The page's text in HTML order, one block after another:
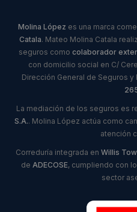
Molina López es una marca
Catala. Mateo Molina Catala
seguros como colaborador
con domicilio social en C/
Dirección General de Seguros
La mediación de los seguros es
S.A.. Molina López actúa como
atención
Correduría integrada en Willis
de ADECOSE, cumpliendo con
sector